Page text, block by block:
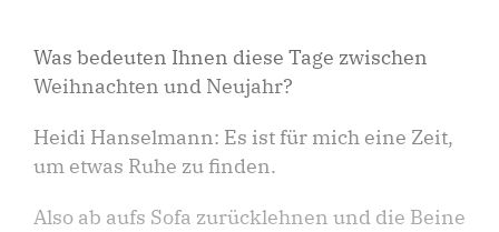
Was bedeuten Ihnen diese Tage zwischen
Weihnachten und Neujahr?
Heidi Hanselmann: Es ist für mich eine Zeit,
um etwas Ruhe zu finden.
Also ab aufs Sofa zurücklehnen und die Beine